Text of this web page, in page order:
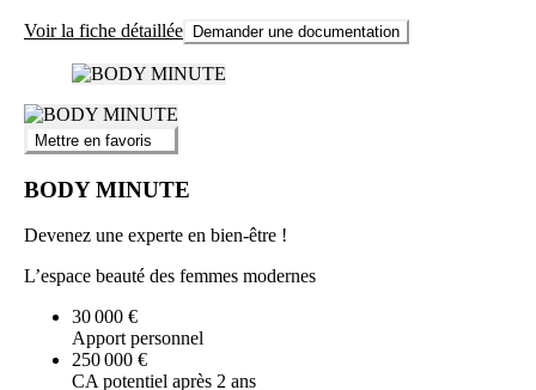
Voir la fiche détaillée Demander une documentation
Mettre en favoris
BODY MINUTE
Devenez une experte en bien-être !
L’espace beauté des femmes modernes
30 000 €
Apport personnel
250 000 €
CA potentiel après 2 ans